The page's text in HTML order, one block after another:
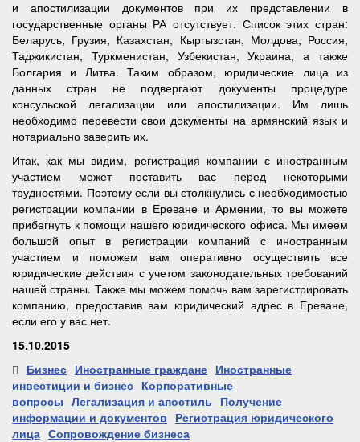
и апостилизации документов при их представлении в
государственные органы РА отсутствует. Список этих стран:
Беларусь, Грузия, Казахстан, Кыргызстан, Молдова, Россия,
Таджикистан, Туркменистан, Узбекистан, Украина, а также
Болгария и Литва. Таким образом, юридические лица из
данных стран не подвергают документы процедуре
консульской легализации или апостилизации. Им лишь
необходимо перевести свои документы на армянский язык и
нотариально заверить их.
Итак, как мы видим, регистрация компании с иностранным
участием может поставить вас перед некоторыми
трудностями. Поэтому если вы столкнулись с необходимостью
регистрации компании в Ереване и Армении, то вы можете
прибегнуть к помощи нашего юридического офиса. Мы имеем
большой опыт в регистрации компаний с иностранным
участием и поможем вам оперативно осуществить все
юридические действия с учетом законодательных требований
нашей страны. Также мы можем помочь вам зарегистрировать
компанию, предоставив вам юридический адрес в Ереване,
если его у вас нет.
15.10.2015
Бизнес Иностранные граждане Иностранные
инвестиции и бизнес Корпоративные
вопросы Легализация и апостиль Получение
информации и документов Регистрация юридического
лица Сопровождение бизнеса